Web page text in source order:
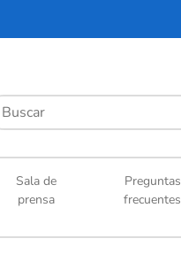
Sala de
prensa
Preguntas
frecuentes